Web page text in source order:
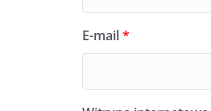
E-mail*